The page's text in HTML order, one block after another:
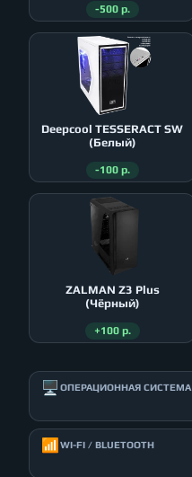
-500 р.
Deepcool TESSERACT SW
(Белый)
-100 р.
ZALMAN Z3 Plus
(Чёрный)
+100 р.
🖥️ ОПЕРАЦИОННАЯ СИСТЕМА
📶 WI-FI / BLUETOOTH